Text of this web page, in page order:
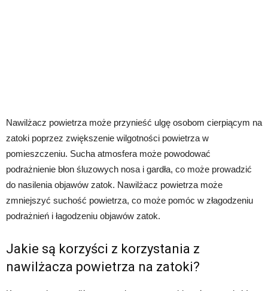
Nawilżacz powietrza może przynieść ulgę osobom cierpiącym na
zatoki poprzez zwiększenie wilgotności powietrza w
pomieszczeniu. Sucha atmosfera może powodować
podrażnienie błon śluzowych nosa i gardła, co może prowadzić
do nasilenia objawów zatok. Nawilżacz powietrza może
zmniejszyć suchość powietrza, co może pomóc w złagodzeniu
podrażnień i łagodzeniu objawów zatok.
Jakie są korzyści z korzystania z
nawilżacza powietrza na zatoki?